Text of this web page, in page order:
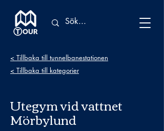
< Tillbaka till tunnelbanestationen
< Tillbaka till kategorier
Utegym vid vattnet
Mörbylund